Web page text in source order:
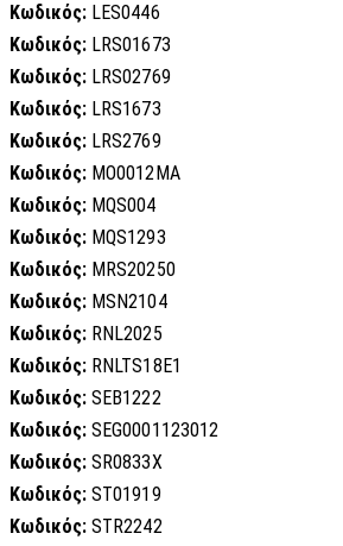
Κωδικός: LES0446
Κωδικός: LRS01673
Κωδικός: LRS02769
Κωδικός: LRS1673
Κωδικός: LRS2769
Κωδικός: MO0012MA
Κωδικός: MQS004
Κωδικός: MQS1293
Κωδικός: MRS20250
Κωδικός: MSN2104
Κωδικός: RNL2025
Κωδικός: RNLTS18E1
Κωδικός: SEB1222
Κωδικός: SEG0001123012
Κωδικός: SR0833X
Κωδικός: ST01919
Κωδικός: STR2242